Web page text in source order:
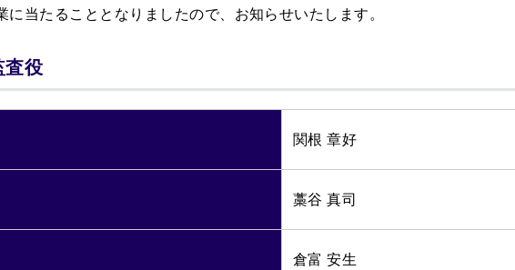
に当たることとなりましたので、お知らせいたします。
査役
関根 章好
藁谷 真司
倉富 安生